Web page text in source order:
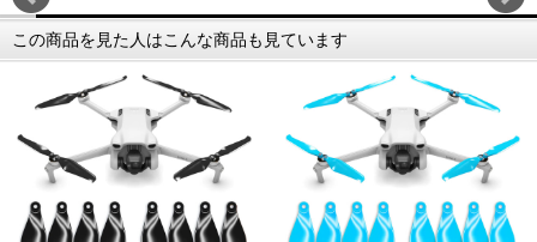
この商品を見た人はこんな商品も見ています